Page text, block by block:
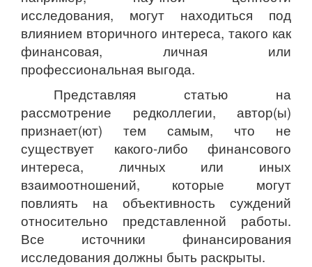
исследования, могут находиться под
влиянием вторичного интереса, такого как
финансовая, личная или
профессиональная выгода.
Представляя статью на
рассмотрение редколлегии, автор(ы)
признает(ют) тем самым, что не
существует какого-либо финансового
интереса, личных или иных
взаимоотношений, которые могут
повлиять на объективность суждений
относительно представленной работы.
Все источники финансирования
исследования должны быть раскрыты.